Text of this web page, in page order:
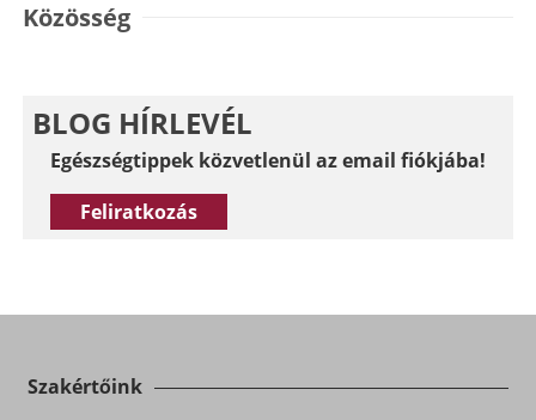
Közösség
BLOG HÍRLEVÉL
Egészségtippek közvetlenül az email fiókjába!
Feliratkozás
Szakértőink